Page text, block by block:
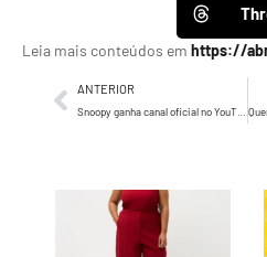
Leia mais conteúdos em https://
ANTERIOR